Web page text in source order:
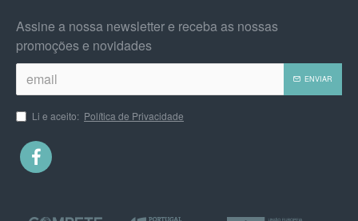
Assine a nossa newsletter e receba as nossas
promoções e novidades
ENVIAR
Li e aceito: Política de Privacidade